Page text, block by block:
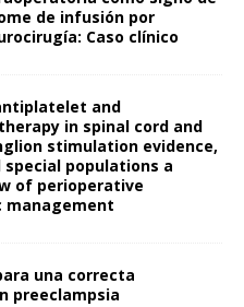
de infusión por
Caso clínico
and
in spinal cord and
stimulation evidence,
special populations a
of perioperative
una correcta
preeclampsia